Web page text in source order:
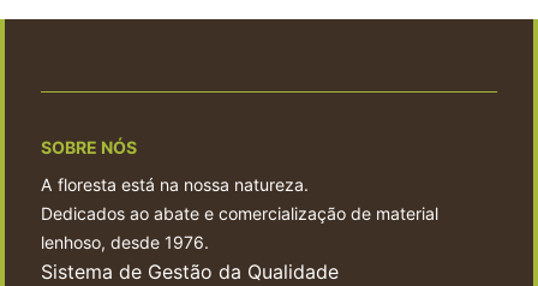
SOBRE NÓS
A floresta está na nossa natureza.
Dedicados ao abate e comercialização de material
lenhoso, desde 1976.
Sistema de Gestão da Qualidade